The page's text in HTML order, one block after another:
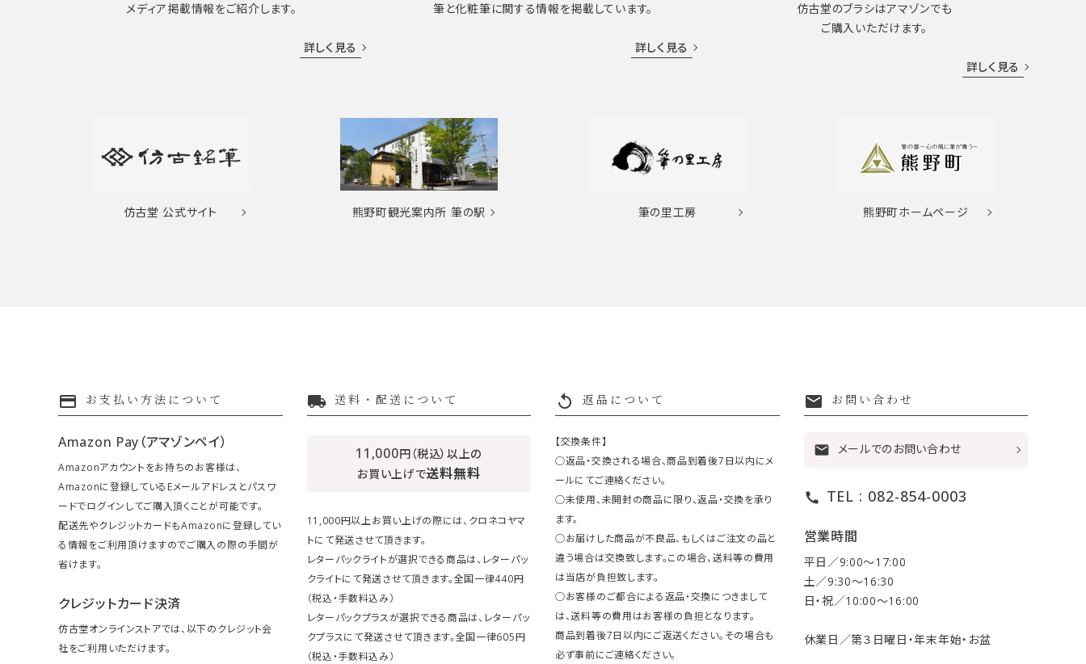
メディア掲載情報をご紹介します。
詳しく見る
筆と化粧筆に関する情報を掲載しています。
詳しく見る
仿古堂のブラシはアマゾンでも
ご購入いただけます。
詳しく見る
仿古堂 公式サイト 熊野町観光案内所 筆の駅 筆の里工房 熊野町ホームページ
payment お支払い方法について
Amazon Pay（アマゾンペイ）
Amazonアカウントをお持ちのお客様は、
Amazonに登録しているEメールアドレスとパスワ
ードでログインしてご購入頂くことが可能です。
配送先やクレジットカードもAmazonに登録してい
る情報をご利用頂けますのでご購入の際の手間が
省けます。
クレジットカード決済
仿古堂オンラインストアでは、以下のクレジット会
社をご利用いただけます。
local_shipping 送料・配送について
11,000円（税込）以上の
お買い上げで送料無料
11,000円以上お買い上げの際には、クロネコヤマ
トにて発送させて頂きます。
レターパックライトが選択できる商品は、レターパッ
クライトにて発送させて頂きます。全国一律440円
（税込・手数料込み）
レターパックプラスが選択できる商品は、レターパッ
クプラスにて発送させて頂きます。全国一律605円
（税込・手数料込み）
replay 返品について
【交換条件】
○返品・交換される場合、商品到着後7日以内にメ
ールにてご連絡ください。
○未使用、未開封の商品に限り、返品・交換を承り
ます。
○お届けした商品が不良品、もしくはご注文の品と
違う場合は交換致します。この場合、送料等の費用
は当店が負担致します。
○お客様のご都合による返品・交換につきまして
は、送料等の費用はお客様の負担となります。
商品到着後7日以内にご返送ください。その場合も
必ず事前にご連絡ください。
mail お問い合わせ
mail メールでのお問い合わせ
call TEL : 082-854-0003
営業時間
平日／9:00〜17:00
土／9:30〜16:30
日・祝／10:00〜16:00
休業日／第３日曜日・年末年始・お盆